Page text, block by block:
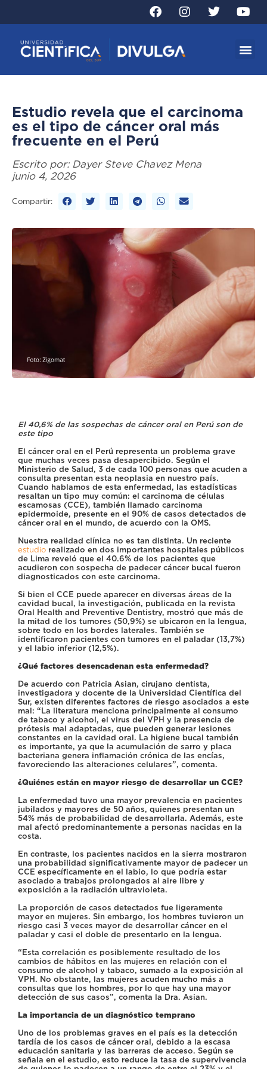
Estudio revela que el carcinoma
es el tipo de cáncer oral más
frecuente en el Perú
Escrito por: Dayer Steve Chavez Mena
junio 4, 2026
Compartir:
El 40,6% de las sospechas de cáncer oral en Perú son de
este tipo
El cáncer oral en el Perú representa un problema grave
que muchas veces pasa desapercibido. Según el
Ministerio de Salud, 3 de cada 100 personas que acuden a
consulta presentan esta neoplasia en nuestro país.
Cuando hablamos de esta enfermedad, las estadísticas
resaltan un tipo muy común: el carcinoma de células
escamosas (CCE), también llamado carcinoma
epidermoide, presente en el 90% de casos detectados de
cáncer oral en el mundo, de acuerdo con la OMS.
Nuestra realidad clínica no es tan distinta. Un reciente
estudio realizado en dos importantes hospitales públicos
de Lima reveló que el 40.6% de los pacientes que
acudieron con sospecha de padecer cáncer bucal fueron
diagnosticados con este carcinoma.
Si bien el CCE puede aparecer en diversas áreas de la
cavidad bucal, la investigación, publicada en la revista
Oral Health and Preventive Dentistry, mostró que más de
la mitad de los tumores (50,9%) se ubicaron en la lengua,
sobre todo en los bordes laterales. También se
identificaron pacientes con tumores en el paladar (13,7%)
y el labio inferior (12,5%).
¿Qué factores desencadenan esta enfermedad?
De acuerdo con Patricia Asian, cirujano dentista,
investigadora y docente de la Universidad Científica del
Sur, existen diferentes factores de riesgo asociados a este
mal: “La literatura menciona principalmente al consumo
de tabaco y alcohol, el virus del VPH y la presencia de
prótesis mal adaptadas, que pueden generar lesiones
constantes en la cavidad oral. La higiene bucal también
es importante, ya que la acumulación de sarro y placa
bacteriana genera inflamación crónica de las encías,
favoreciendo las alteraciones celulares”, comenta.
¿Quiénes están en mayor riesgo de desarrollar un CCE?
La enfermedad tuvo una mayor prevalencia en pacientes
jubilados y mayores de 50 años, quienes presentan un
54% más de probabilidad de desarrollarla. Además, este
mal afectó predominantemente a personas nacidas en la
costa.
En contraste, los pacientes nacidos en la sierra mostraron
una probabilidad significativamente mayor de padecer un
CCE específicamente en el labio, lo que podría estar
asociado a trabajos prolongados al aire libre y
exposición a la radiación ultravioleta.
La proporción de casos detectados fue ligeramente
mayor en mujeres. Sin embargo, los hombres tuvieron un
riesgo casi 3 veces mayor de desarrollar cáncer en el
paladar y casi el doble de presentarlo en la lengua.
“Esta correlación es posiblemente resultado de los
cambios de hábitos en las mujeres en relación con el
consumo de alcohol y tabaco, sumado a la exposición al
VPH. No obstante, las mujeres acuden mucho más a
consultas que los hombres, por lo que hay una mayor
detección de sus casos”, comenta la Dra. Asian.
La importancia de un diagnóstico temprano
Uno de los problemas graves en el país es la detección
tardía de los casos de cáncer oral, debido a la escasa
educación sanitaria y las barreras de acceso. Según se
señala en el estudio, esto reduce la tasa de supervivencia